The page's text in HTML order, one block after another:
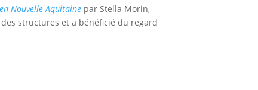
Nouvelle-Aquitaine par Stella Morin,
structures et a bénéficié du regard